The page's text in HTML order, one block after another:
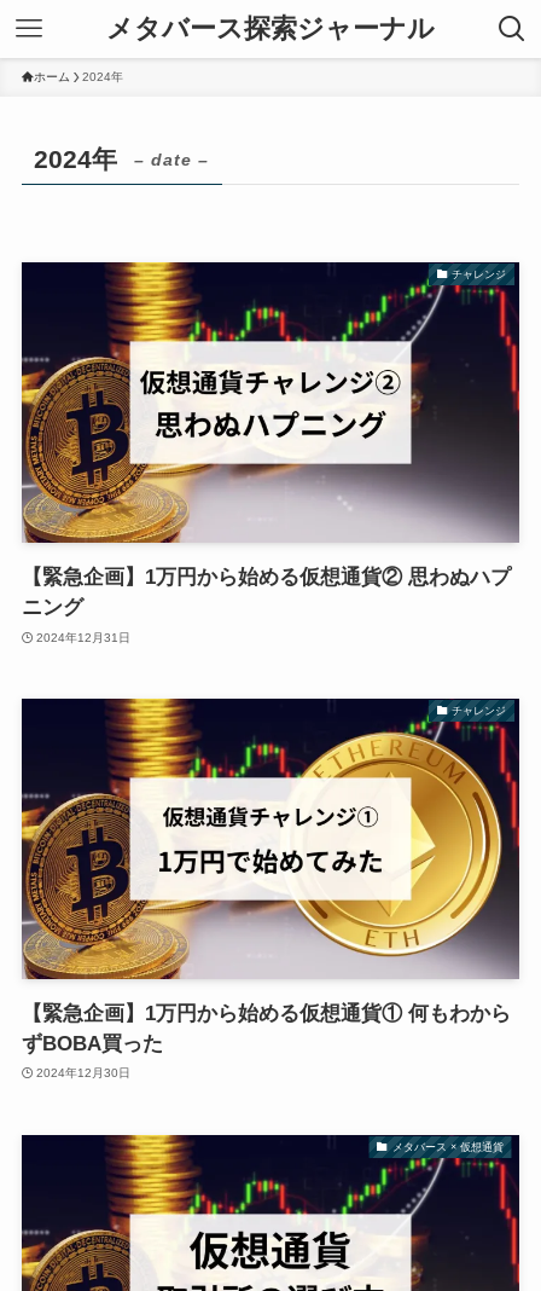
メタバース探索ジャーナル
ホーム 2024年
2024年 – date –
チャレンジ
【緊急企画】1万円から始める仮想通貨② 思わぬハプ
ニング
2024年12月31日
チャレンジ
【緊急企画】1万円から始める仮想通貨① 何もわから
ずBOBA買った
2024年12月30日
メタバース × 仮想通貨